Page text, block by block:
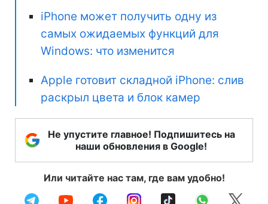
iPhone может получить одну из
самых ожидаемых функций для
Windows: что изменится
Apple готовит складной iPhone: слив
раскрыл цвета и блок камер
Не упустите главное! Подпишитесь на
наши обновления в Google!
Или читайте нас там, где вам удобно!